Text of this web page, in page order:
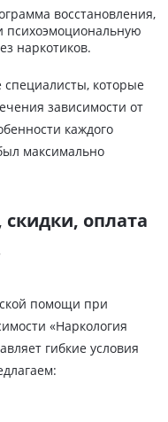
восстановления,
психоэмоциональную
наркотиков.
которые
зависимости от
каждого
максимально
оплата
помощи при
«Наркология
гибкие условия